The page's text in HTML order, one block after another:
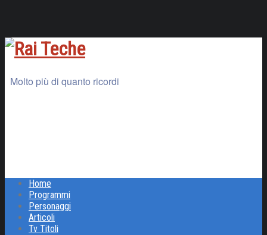
Molto più di quanto ricordi
Home
Programmi
Personaggi
Articoli
Tv Titoli